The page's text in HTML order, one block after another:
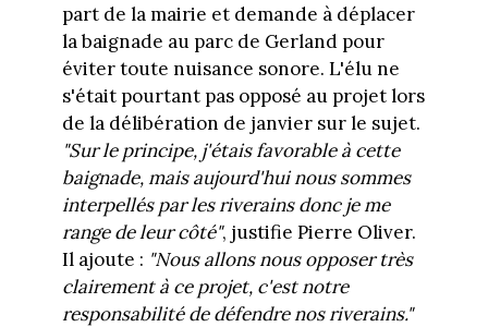
part de la mairie et demande à déplacer
la baignade au parc de Gerland pour
éviter toute nuisance sonore. L'élu ne
s'était pourtant pas opposé au projet lors
de la délibération de janvier sur le sujet.
"Sur le principe, j'étais favorable à cette
baignade, mais aujourd'hui nous sommes
interpellés par les riverains donc je me
range de leur côté", justifie Pierre Oliver.
Il ajoute : "Nous allons nous opposer très
clairement à ce projet, c'est notre
responsabilité de défendre nos riverains."